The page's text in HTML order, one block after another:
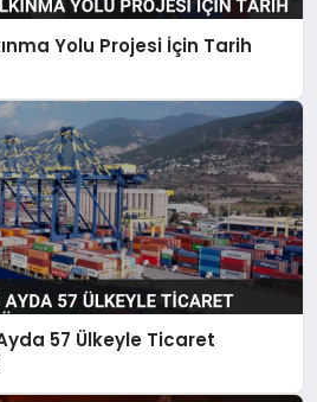
Yolu Projesi İçin Tarih
57 Ülkeyle Ticaret